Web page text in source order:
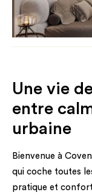
Une vie
entre
urbaine
Bienvenue à
qui coche toutes
pratique et